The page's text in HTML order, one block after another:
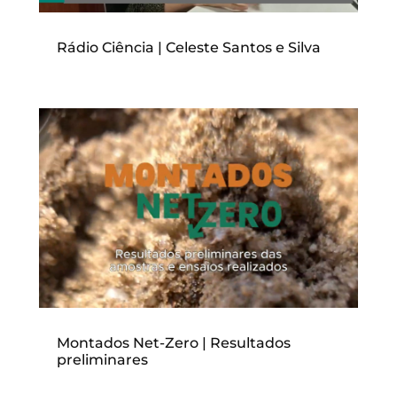
Rádio Ciência | Celeste Santos e Silva
Montados Net-Zero | Resultados
preliminares